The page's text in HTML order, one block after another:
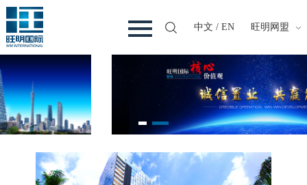
中文 / EN 旺明网盟